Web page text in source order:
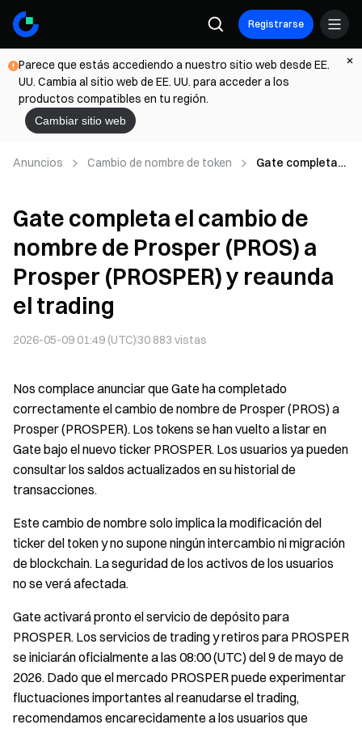
Registrarse
Parece que estás accediendo a nuestro sitio web desde EE.
UU. Cambia al sitio web de EE. UU. para acceder a los
productos compatibles en tu región.
Cambiar sitio web
Anuncios Cambio de nombre de token
Gate completa
Prosper (PROS) a
Prosper
(PROSPER) y
reaunda el
trading
Gate completa el cambio de
nombre de Prosper (PROS) a
Prosper (PROSPER) y reaunda
el trading
2026-05-09 01:49 (UTC)30 883 vistas
Nos complace anunciar que Gate ha completado
correctamente el cambio de nombre de Prosper (PROS) a
Prosper (PROSPER). Los tokens se han vuelto a listar en
Gate bajo el nuevo ticker PROSPER. Los usuarios ya pueden
consultar los saldos actualizados en su historial de
transacciones.
Este cambio de nombre solo implica la modificación del
ticker del token y no supone ningún intercambio ni migración
de blockchain. La seguridad de los activos de los usuarios
no se verá afectada.
Gate activará pronto el servicio de depósito para
PROSPER. Los servicios de trading y retiros para PROSPER
se iniciarán oficialmente a las 08:00 (UTC) del 9 de mayo de
2026. Dado que el mercado PROSPER puede experimentar
fluctuaciones importantes al reanudarse el trading,
recomendamos encarecidamente a los usuarios que